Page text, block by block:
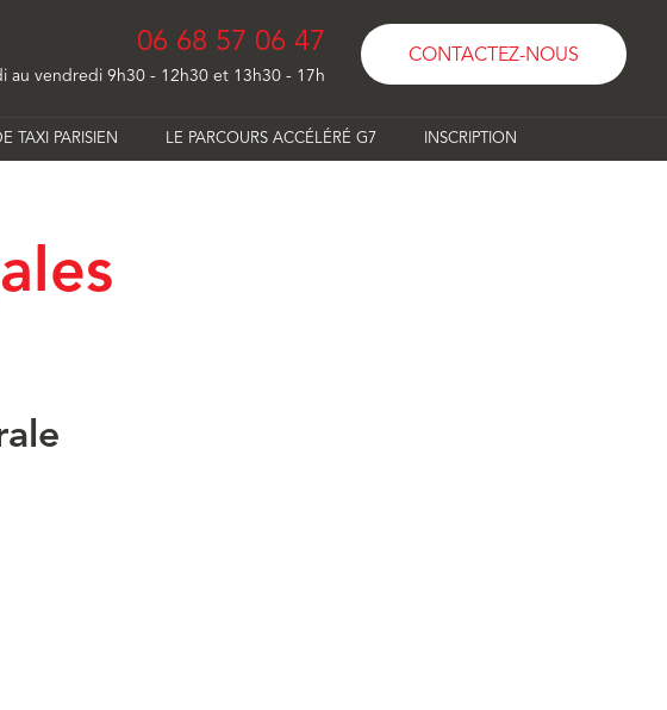
06 68 57 06 47
au vendredi9h30 - 12h30 et 13h30 - 17h
CONTACTEZ-NOUS
TAXI PARISIEN LE PARCOURS ACCÉLÉRÉ G7 INSCRIPTION